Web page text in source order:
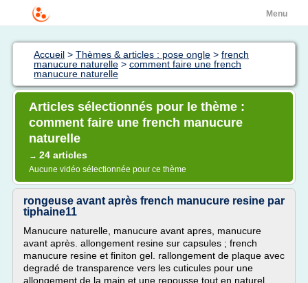
Menu
Accueil > Thèmes & articles : pose ongle > french
manucure naturelle > comment faire une french
manucure naturelle
Articles sélectionnés pour le thème :
comment faire une french manucure
naturelle
→ 24 articles
Aucune vidéo sélectionnée pour ce thème
rongeuse avant après french manucure resine par
tiphaine11
Manucure naturelle, manucure avant apres, manucure
avant après. allongement resine sur capsules ; french
manucure resine et finiton gel. rallongement de plaque avec
degradé de transparence vers les cuticules pour une
allongement de la main et une repousse tout en naturel.